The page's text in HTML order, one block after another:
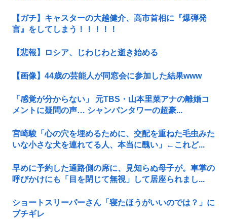
【ガチ】キャスターの大越健介、高市首相に『爆弾発
言』をしてしまう！！！！！
【悲報】ロシア、じわじわと逝き始める
【画像】44歳の芸能人が同窓会に参加した結果www
「感覚が分からない」 元TBS・山本里菜アナの離婚コ
メントに疑問の声… シャンパンタワーの超豪...
宮崎駿「心の穴を埋めるために、交配を重ねた毛虫みた
いな小さな犬を連れてる人、本当に醜い」←これど...
早めに予約した通路側の席に、見知らぬ母子が。車掌の
呼びかけにも「目を閉じて無視」して居座られまし...
ショートスリーパーさん「寝たほうがいいのでは？」に
ブチギレ